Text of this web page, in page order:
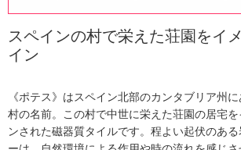
スペインの村で栄えた荘園をイ
イン
《ポテス》はスペイン北部のカンタブリア州
村の名前。この村で中世に栄えた荘園の居宅
ンされた磁器質タイルです。程よい起伏のあ